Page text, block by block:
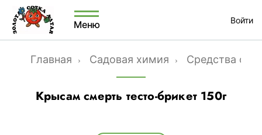
Меню Войти
Главная Садовая химия Средства от
Крысам смерть тесто-брикет 150г